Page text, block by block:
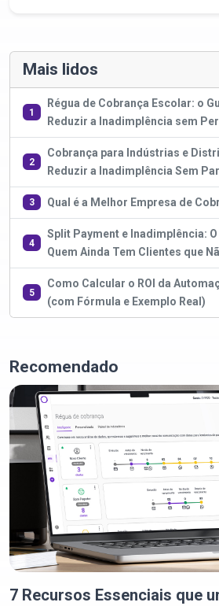
Mais lidos
1
Régua de Cobrança Escolar: o
Reduzir a Inadimplência sem
2
Cobrança para Indústrias e
Reduzir a Inadimplência Sem
3 Qual é a Melhor Empresa de
4
Split Payment e Inadimplência:
Quem Ainda Tem Clientes que
5
Como Calcular o ROI da
(com Fórmula e Exemplo Real)
Recomendado
7 Recursos Essenciais que